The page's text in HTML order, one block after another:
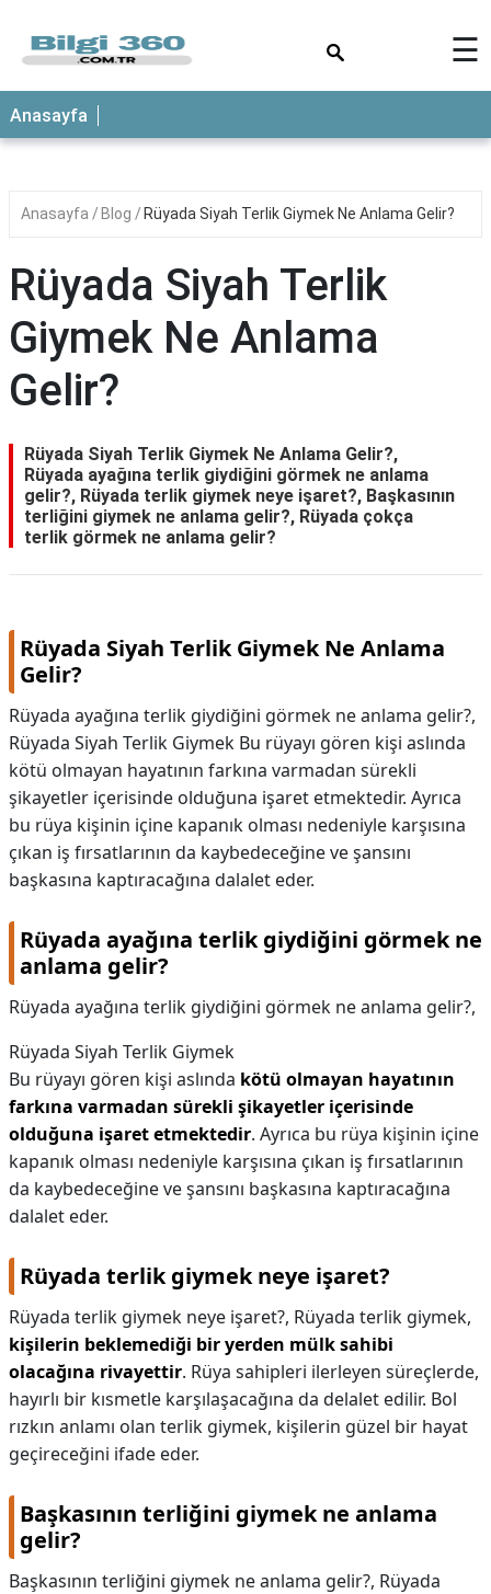
ANASAYFA
☰
Anasayfa
Anasayfa Blog Rüyada Siyah Terlik Giymek Ne Anlama Gelir?
Rüyada Siyah Terlik
Giymek Ne Anlama
Gelir?
Rüyada Siyah Terlik Giymek Ne Anlama Gelir?,
Rüyada ayağına terlik giydiğini görmek ne anlama
gelir?, Rüyada terlik giymek neye işaret?, Başkasının
terliğini giymek ne anlama gelir?, Rüyada çokça
terlik görmek ne anlama gelir?
Rüyada Siyah Terlik Giymek Ne Anlama
Gelir?
Rüyada ayağına terlik giydiğini görmek ne anlama gelir?,
Rüyada Siyah Terlik Giymek Bu rüyayı gören kişi aslında
kötü olmayan hayatının farkına varmadan sürekli
şikayetler içerisinde olduğuna işaret etmektedir. Ayrıca
bu rüya kişinin içine kapanık olması nedeniyle karşısına
çıkan iş fırsatlarının da kaybedeceğine ve şansını
başkasına kaptıracağına dalalet eder.
Rüyada ayağına terlik giydiğini görmek ne
anlama gelir?
Rüyada ayağına terlik giydiğini görmek ne anlama gelir?,
Rüyada Siyah Terlik Giymek
Bu rüyayı gören kişi aslında kötü olmayan hayatının
farkına varmadan sürekli şikayetler içerisinde
olduğuna işaret etmektedir. Ayrıca bu rüya kişinin içine
kapanık olması nedeniyle karşısına çıkan iş fırsatlarının
da kaybedeceğine ve şansını başkasına kaptıracağına
dalalet eder.
Rüyada terlik giymek neye işaret?
Rüyada terlik giymek neye işaret?, Rüyada terlik giymek,
kişilerin beklemediği bir yerden mülk sahibi
olacağına rivayettir. Rüya sahipleri ilerleyen süreçlerde,
hayırlı bir kısmetle karşılaşacağına da delalet edilir. Bol
rızkın anlamı olan terlik giymek, kişilerin güzel bir hayat
geçireceğini ifade eder.
Başkasının terliğini giymek ne anlama
gelir?
Başkasının terliğini giymek ne anlama gelir?, Rüyada